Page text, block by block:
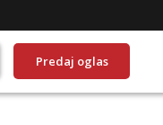
Predaj oglas